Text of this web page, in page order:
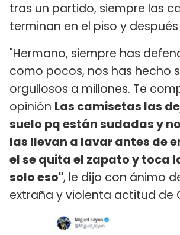
tras un partido, siempre las
terminan en el piso y
"Hermano, siempre has
como pocos, nos has hecho
orgullosos a millones. Te
opinión Las camisetas las
suelo pq están sudadas y
las llevan a lavar antes de
el se quita el zapato y toca
solo eso", le dijo con ánimo
extraña y violenta actitud de